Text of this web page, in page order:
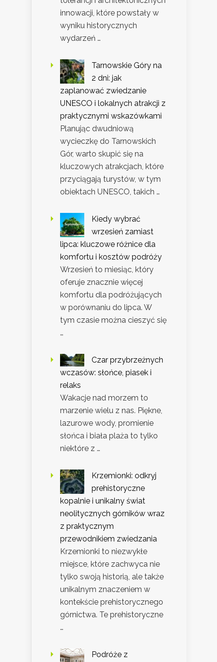
innowacji, które powstały w
wyniku historycznych
wydarzeń …
Tarnowskie Góry na
2 dni: jak
zaplanować zwiedzanie
UNESCO i lokalnych atrakcji z
praktycznymi wskazówkami
Planując dwudniową
wycieczkę do Tarnowskich
Gór, warto skupić się na
kluczowych atrakcjach, które
przyciągają turystów, w tym
obiektach UNESCO, takich …
Kiedy wybrać
wrzesień zamiast
lipca: kluczowe różnice dla
komfortu i kosztów podróży
Wrzesień to miesiąc, który
oferuje znacznie więcej
komfortu dla podróżujących
w porównaniu do lipca. W
tym czasie można cieszyć się
…
Czar przybrzeżnych
wczasów: słońce, piasek i
relaks
Wakacje nad morzem to
marzenie wielu z nas. Piękne,
lazurowe wody, promienie
słońca i biała plaża to tylko
niektóre z …
Krzemionki: odkryj
prehistoryczne
kopalnie i unikalny świat
neolitycznych górników wraz
z praktycznym
przewodnikiem zwiedzania
Krzemionki to niezwykłe
miejsce, które zachwyca nie
tylko swoją historią, ale także
unikalnym znaczeniem w
kontekście prehistorycznego
górnictwa. Te prehistoryczne
…
Podróże z